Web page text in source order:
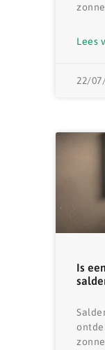
Lees
22/
Is